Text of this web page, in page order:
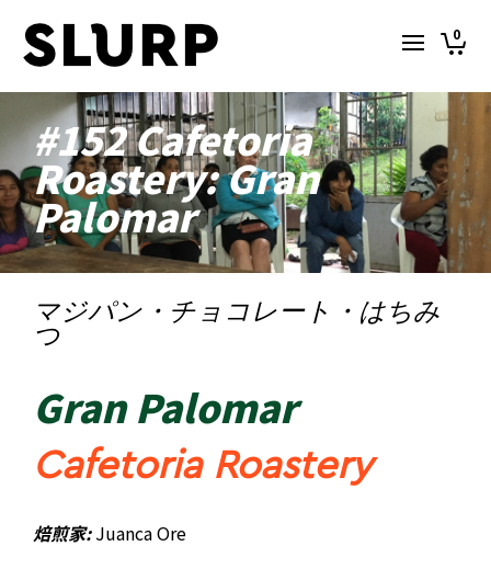
0
#152 Cafetoria
Roastery: Gran
Palomar
マジパン・チョコレート・はちみ
つ
Gran Palomar
Cafetoria Roastery
焙煎家:Juanca Ore